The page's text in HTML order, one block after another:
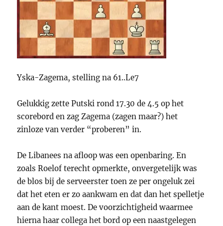
Yska-Zagema, stelling na 61..Le7
Gelukkig zette Putski rond 17.30 de 4.5 op het
scorebord en zag Zagema (zagen maar?) het
zinloze van verder “proberen” in.
De Libanees na afloop was een openbaring. En
zoals Roelof terecht opmerkte, onvergetelijk was
de blos bij de serveerster toen ze per ongeluk zei
dat het eten er zo aankwam en dat dan het spelletje
aan de kant moest. De voorzichtigheid waarmee
hierna haar collega het bord op een naastgelegen